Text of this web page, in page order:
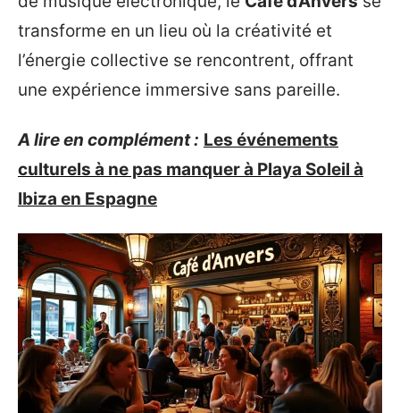
transforme en un lieu où la créativité et
l’énergie collective se rencontrent, offrant
une expérience immersive sans pareille.
A lire en complément : Les événements
culturels à ne pas manquer à Playa Soleil à
Ibiza en Espagne